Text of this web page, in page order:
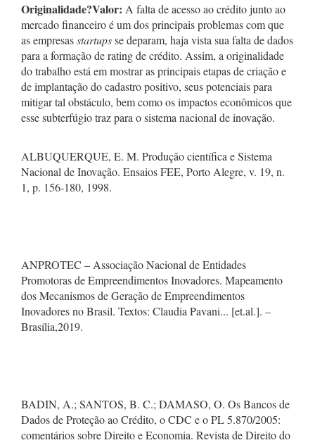
Originalidade?Valor: A falta de acesso ao crédito junto ao
mercado financeiro é um dos principais problemas com que
as empresasstartupsse deparam, haja vista sua falta de dados
para a formação de rating de crédito. Assim, a originalidade
do trabalho está em mostrar as principais etapas de criação e
de implantação do cadastro positivo, seus potenciais para
mitigar tal obstáculo, bem como os impactos econômicos que
esse subterfúgio traz para o sistema nacional de inovação.
ALBUQUERQUE, E. M. Produção científica e Sistema
Nacional de Inovação. Ensaios FEE, Porto Alegre, v. 19, n.
1, p. 156-180, 1998.
ANPROTEC – Associação Nacional de Entidades
Promotoras de Empreendimentos Inovadores. Mapeamento
dos Mecanismos de Geração de Empreendimentos
Inovadores no Brasil. Textos: Claudia Pavani... [et.al.]. –
Brasília,2019.
BADIN, A.; SANTOS, B. C.; DAMASO, O. Os Bancos de
Dados de Proteção ao Crédito, o CDC e o PL 5.870/2005:
comentários sobre Direito e Economia. Revista de Direito do